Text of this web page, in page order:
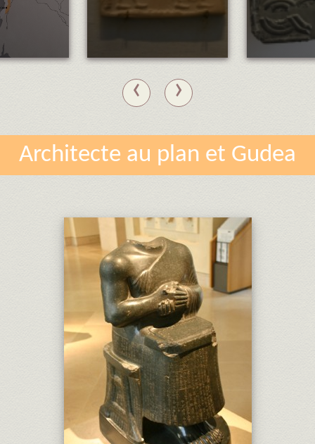
‹ ›
Architecte au plan et Gudea